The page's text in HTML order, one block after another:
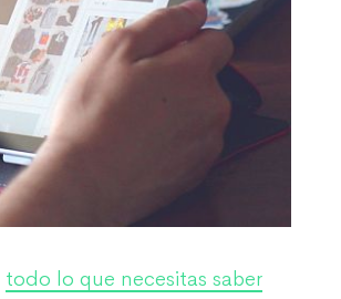
todo lo que necesitas saber